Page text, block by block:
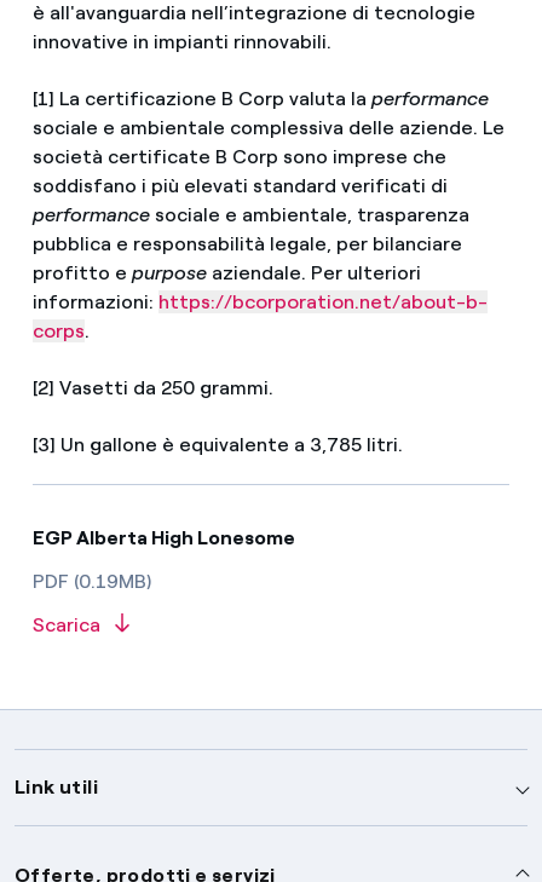
è all'avanguardia nell’integrazione di tecnologie
innovative in impianti rinnovabili.
[1] La certificazione B Corp valuta la performance
sociale e ambientale complessiva delle aziende. Le
società certificate B Corp sono imprese che
soddisfano i più elevati standard verificati di
performancesociale e ambientale, trasparenza
pubblica e responsabilità legale, per bilanciare
profitto e purposeaziendale. Per ulteriori
informazioni: https://bcorporation.net/about-b-
corps.
[2] Vasetti da 250 grammi.
[3] Un gallone è equivalente a 3,785 litri.
EGP Alberta High Lonesome
PDF (0.19MB)
Scarica
Link utili
Assistenza
Offerte, prodotti e servizi